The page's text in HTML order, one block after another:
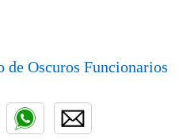
de Oscuros Funcionarios